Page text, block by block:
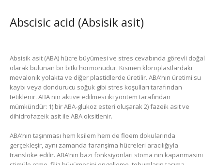
Abscisic acid (Absisik asit)
Absisik asit (ABA) hücre büyümesi ve stres cevabında görevli doğal
olarak bulunan bir bitki hormonudur. Kısmen kloroplastlardaki
mevalonik yolakta ve diğer plastidlerde üretilir. ABA’nın üretimi su
kaybı veya dondurucu soğuk gibi stres koşulları tarafından
tetiklenir. ABA nın aktive edilmesi iki yöntem tarafından
mümkündür: 1) bir ABA-glukoz esteri oluşarak 2) fazeik asit ve
dihidrofazeik asit ile ABA oksitlenir.
ABA’nın taşınması hem ksilem hem de floem dokularında
gerçekleşir, aynı zamanda faranşima hücreleri aracılığıyla
transloke edilir. ABA’nın bazı fonksiyonları stoma nın kapanmasını